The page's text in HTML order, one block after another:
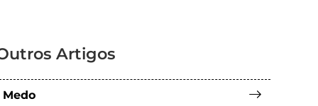
Artigos
Medo